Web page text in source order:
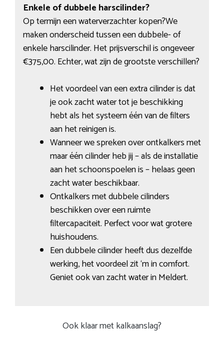
Enkele of dubbele harscilinder?
Op termijn een waterverzachter kopen?We
maken onderscheid tussen een dubbele- of
enkele harscilinder. Het prijsverschil is ongeveer
€375,00. Echter, wat zijn de grootste verschillen?
Het voordeel van een extra cilinder is dat
je ook zacht water tot je beschikking
hebt als het systeem één van de filters
aan het reinigen is.
Wanneer we spreken over ontkalkers met
maar één cilinder heb jij – als de installatie
aan het schoonspoelen is – helaas geen
zacht water beschikbaar.
Ontkalkers met dubbele cilinders
beschikken over een ruimte
filtercapaciteit. Perfect voor wat grotere
huishoudens.
Een dubbele cilinder heeft dus dezelfde
werking, het voordeel zit ‘m in comfort.
Geniet ook van zacht water in Meldert.
Ook klaar met kalkaanslag?